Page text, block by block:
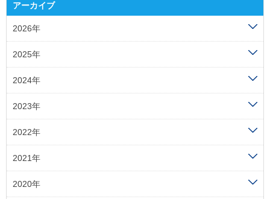
アーカイブ
2026年
2025年
2024年
2023年
2022年
2021年
2020年